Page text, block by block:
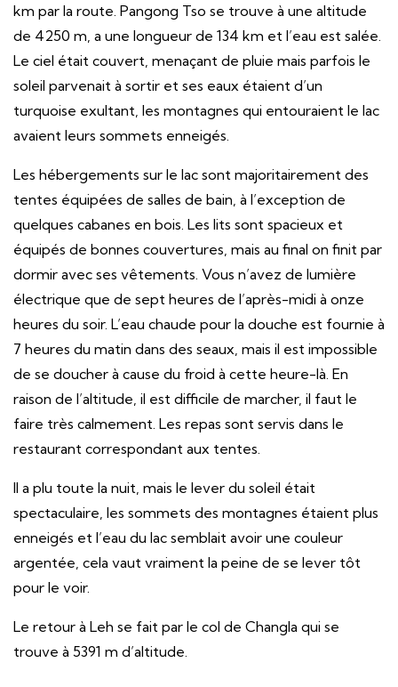
km par la route. Pangong Tso se trouve à une altitude
de 4250 m, a une longueur de 134 km et l’eau est salée.
Le ciel était couvert, menaçant de pluie mais parfois le
soleil parvenait à sortir et ses eaux étaient d’un
turquoise exultant, les montagnes qui entouraient le lac
avaient leurs sommets enneigés.
Les hébergements sur le lac sont majoritairement des
tentes équipées de salles de bain, à l’exception de
quelques cabanes en bois. Les lits sont spacieux et
équipés de bonnes couvertures, mais au final on finit par
dormir avec ses vêtements. Vous n’avez de lumière
électrique que de sept heures de l’après-midi à onze
heures du soir. L’eau chaude pour la douche est fournie à
7 heures du matin dans des seaux, mais il est impossible
de se doucher à cause du froid à cette heure-là. En
raison de l’altitude, il est difficile de marcher, il faut le
faire très calmement. Les repas sont servis dans le
restaurant correspondant aux tentes.
Il a plu toute la nuit, mais le lever du soleil était
spectaculaire, les sommets des montagnes étaient plus
enneigés et l’eau du lac semblait avoir une couleur
argentée, cela vaut vraiment la peine de se lever tôt
pour le voir.
Le retour à Leh se fait par le col de Changla qui se
trouve à 5391 m d’altitude.